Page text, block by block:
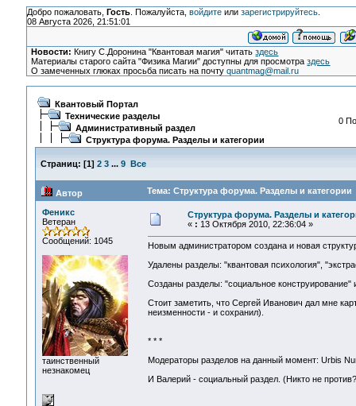
Добро пожаловать, Гость. Пожалуйста, войдитеили зарегистрируйтесь.
08 Августа 2026, 21:51:01
Новости: Книгу С.Доронина "Квантовая магия" читатьздесь
Материалы старого сайта "Физика Магии" доступны для просмотраздесь
О замеченных глюках просьба писать на почтуquantmag@mail.ru
Квантовый Портал
Технические разделы
Административный раздел
Структура форума. Разделы и категории
0
Страниц: [1] 2 3 ... 9 Все
Автор Тема: Структура форума. Разделы и категории
Феникс
Ветеран
Сообщений: 1045
таинственный
незнакомец
Структура форума. Разделы и
« : 13 Октября 2010, 22:36:04 »
Новым администратором создана и новая
Удалены разделы: "квантовая психология",
Созданы разделы: "социальное конструирование"
Стоит заметить, что Сергей Иванович дал мне
неизменности - и сохранил).
* * *
Модераторы разделов на данный момент: Urbis
И Валерий - социальный раздел. (Никто не